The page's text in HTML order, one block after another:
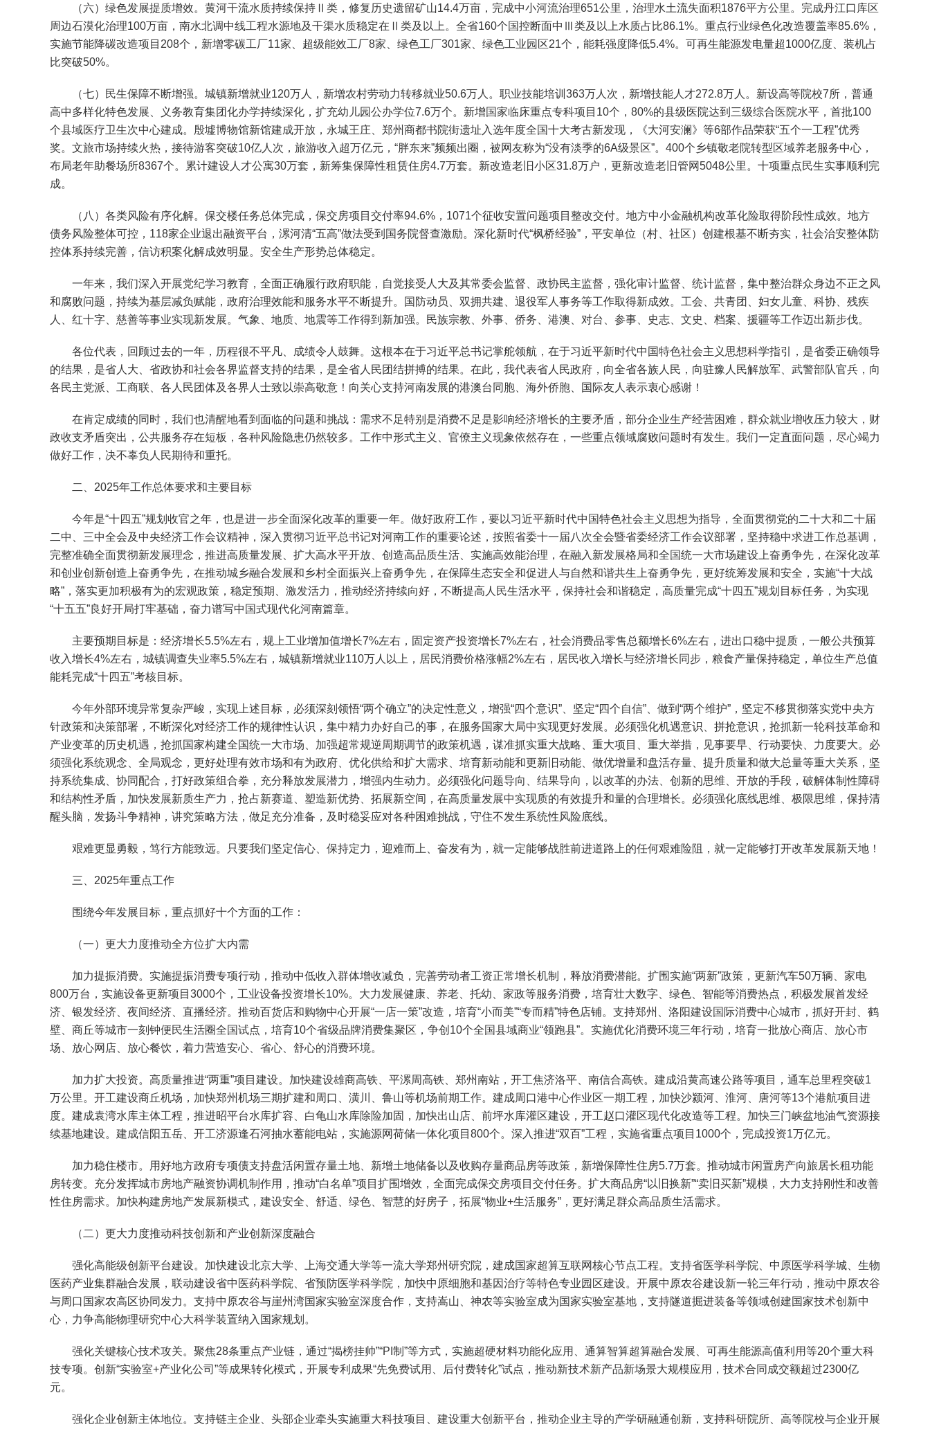
（六）绿色发展提质增效。黄河干流水质持续保持Ⅱ类，修复历史遗留矿山14.4万亩，完成中小河流治理651公里，治理水土流失面积1876平方公里。完成丹江口库区
周边石漠化治理100万亩，南水北调中线工程水源地及干渠水质稳定在Ⅱ类及以上。全省160个国控断面中Ⅲ类及以上水质占比86.1%。重点行业绿色化改造覆盖率85.6%，
实施节能降碳改造项目208个，新增零碳工厂11家、超级能效工厂8家、绿色工厂301家、绿色工业园区21个，能耗强度降低5.4%。可再生能源发电量超1000亿度、装机占
比突破50%。
（七）民生保障不断增强。城镇新增就业120万人，新增农村劳动力转移就业50.6万人。职业技能培训363万人次，新增技能人才272.8万人。新设高等院校7所，普通
高中多样化特色发展、义务教育集团化办学持续深化，扩充幼儿园公办学位7.6万个。新增国家临床重点专科项目10个，80%的县级医院达到三级综合医院水平，首批100
个县域医疗卫生次中心建成。殷墟博物馆新馆建成开放，永城王庄、郑州商都书院街遗址入选年度全国十大考古新发现，《大河安澜》等6部作品荣获“五个一工程”优秀
奖。文旅市场持续火热，接待游客突破10亿人次，旅游收入超万亿元，“胖东来”频频出圈，被网友称为“没有淡季的6A级景区”。400个乡镇敬老院转型区域养老服务中心，
布局老年助餐场所8367个。累计建设人才公寓30万套，新筹集保障性租赁住房4.7万套。新改造老旧小区31.8万户，更新改造老旧管网5048公里。十项重点民生实事顺利完
成。
（八）各类风险有序化解。保交楼任务总体完成，保交房项目交付率94.6%，1071个征收安置问题项目整改交付。地方中小金融机构改革化险取得阶段性成效。地方
债务风险整体可控，118家企业退出融资平台，漯河清“五高”做法受到国务院督查激励。深化新时代“枫桥经验”，平安单位（村、社区）创建根基不断夯实，社会治安整体防
控体系持续完善，信访积案化解成效明显。安全生产形势总体稳定。
一年来，我们深入开展党纪学习教育，全面正确履行政府职能，自觉接受人大及其常委会监督、政协民主监督，强化审计监督、统计监督，集中整治群众身边不正之风
和腐败问题，持续为基层减负赋能，政府治理效能和服务水平不断提升。国防动员、双拥共建、退役军人事务等工作取得新成效。工会、共青团、妇女儿童、科协、残疾
人、红十字、慈善等事业实现新发展。气象、地质、地震等工作得到新加强。民族宗教、外事、侨务、港澳、对台、参事、史志、文史、档案、援疆等工作迈出新步伐。
各位代表，回顾过去的一年，历程很不平凡、成绩令人鼓舞。这根本在于习近平总书记掌舵领航，在于习近平新时代中国特色社会主义思想科学指引，是省委正确领导
的结果，是省人大、省政协和社会各界监督支持的结果，是全省人民团结拼搏的结果。在此，我代表省人民政府，向全省各族人民，向驻豫人民解放军、武警部队官兵，向
各民主党派、工商联、各人民团体及各界人士致以崇高敬意！向关心支持河南发展的港澳台同胞、海外侨胞、国际友人表示衷心感谢！
在肯定成绩的同时，我们也清醒地看到面临的问题和挑战：需求不足特别是消费不足是影响经济增长的主要矛盾，部分企业生产经营困难，群众就业增收压力较大，财
政收支矛盾突出，公共服务存在短板，各种风险隐患仍然较多。工作中形式主义、官僚主义现象依然存在，一些重点领域腐败问题时有发生。我们一定直面问题，尽心竭力
做好工作，决不辜负人民期待和重托。
二、2025年工作总体要求和主要目标
今年是“十四五”规划收官之年，也是进一步全面深化改革的重要一年。做好政府工作，要以习近平新时代中国特色社会主义思想为指导，全面贯彻党的二十大和二十届
二中、三中全会及中央经济工作会议精神，深入贯彻习近平总书记对河南工作的重要论述，按照省委十一届八次全会暨省委经济工作会议部署，坚持稳中求进工作总基调，
完整准确全面贯彻新发展理念，推进高质量发展、扩大高水平开放、创造高品质生活、实施高效能治理，在融入新发展格局和全国统一大市场建设上奋勇争先，在深化改革
和创业创新创造上奋勇争先，在推动城乡融合发展和乡村全面振兴上奋勇争先，在保障生态安全和促进人与自然和谐共生上奋勇争先，更好统筹发展和安全，实施“十大战
略”，落实更加积极有为的宏观政策，稳定预期、激发活力，推动经济持续向好，不断提高人民生活水平，保持社会和谐稳定，高质量完成“十四五”规划目标任务，为实现
“十五五”良好开局打牢基础，奋力谱写中国式现代化河南篇章。
主要预期目标是：经济增长5.5%左右，规上工业增加值增长7%左右，固定资产投资增长7%左右，社会消费品零售总额增长6%左右，进出口稳中提质，一般公共预算
收入增长4%左右，城镇调查失业率5.5%左右，城镇新增就业110万人以上，居民消费价格涨幅2%左右，居民收入增长与经济增长同步，粮食产量保持稳定，单位生产总值
能耗完成“十四五”考核目标。
今年外部环境异常复杂严峻，实现上述目标，必须深刻领悟“两个确立”的决定性意义，增强“四个意识”、坚定“四个自信”、做到“两个维护”，坚定不移贯彻落实党中央方
针政策和决策部署，不断深化对经济工作的规律性认识，集中精力办好自己的事，在服务国家大局中实现更好发展。必须强化机遇意识、拼抢意识，抢抓新一轮科技革命和
产业变革的历史机遇，抢抓国家构建全国统一大市场、加强超常规逆周期调节的政策机遇，谋准抓实重大战略、重大项目、重大举措，见事要早、行动要快、力度要大。必
须强化系统观念、全局观念，更好处理有效市场和有为政府、优化供给和扩大需求、培育新动能和更新旧动能、做优增量和盘活存量、提升质量和做大总量等重大关系，坚
持系统集成、协同配合，打好政策组合拳，充分释放发展潜力，增强内生动力。必须强化问题导向、结果导向，以改革的办法、创新的思维、开放的手段，破解体制性障碍
和结构性矛盾，加快发展新质生产力，抢占新赛道、塑造新优势、拓展新空间，在高质量发展中实现质的有效提升和量的合理增长。必须强化底线思维、极限思维，保持清
醒头脑，发扬斗争精神，讲究策略方法，做足充分准备，及时稳妥应对各种困难挑战，守住不发生系统性风险底线。
艰难更显勇毅，笃行方能致远。只要我们坚定信心、保持定力，迎难而上、奋发有为，就一定能够战胜前进道路上的任何艰难险阻，就一定能够打开改革发展新天地！
三、2025年重点工作
围绕今年发展目标，重点抓好十个方面的工作：
（一）更大力度推动全方位扩大内需
加力提振消费。实施提振消费专项行动，推动中低收入群体增收减负，完善劳动者工资正常增长机制，释放消费潜能。扩围实施“两新”政策，更新汽车50万辆、家电
800万台，实施设备更新项目3000个，工业设备投资增长10%。大力发展健康、养老、托幼、家政等服务消费，培育壮大数字、绿色、智能等消费热点，积极发展首发经
济、银发经济、夜间经济、直播经济。推动百货店和购物中心开展“一店一策”改造，培育“小而美”“专而精”特色店铺。支持郑州、洛阳建设国际消费中心城市，抓好开封、鹤
壁、商丘等城市一刻钟便民生活圈全国试点，培育10个省级品牌消费集聚区，争创10个全国县域商业“领跑县”。实施优化消费环境三年行动，培育一批放心商店、放心市
场、放心网店、放心餐饮，着力营造安心、省心、舒心的消费环境。
加力扩大投资。高质量推进“两重”项目建设。加快建设雄商高铁、平漯周高铁、郑州南站，开工焦济洛平、南信合高铁。建成沿黄高速公路等项目，通车总里程突破1
万公里。开工建设商丘机场，加快郑州机场三期扩建和周口、潢川、鲁山等机场前期工作。建成周口港中心作业区一期工程，加快沙颍河、淮河、唐河等13个港航项目进
度。建成袁湾水库主体工程，推进昭平台水库扩容、白龟山水库除险加固，加快出山店、前坪水库灌区建设，开工赵口灌区现代化改造等工程。加快三门峡盆地油气资源接
续基地建设。建成信阳五岳、开工济源逢石河抽水蓄能电站，实施源网荷储一体化项目800个。深入推进“双百”工程，实施省重点项目1000个，完成投资1万亿元。
加力稳住楼市。用好地方政府专项债支持盘活闲置存量土地、新增土地储备以及收购存量商品房等政策，新增保障性住房5.7万套。推动城市闲置房产向旅居长租功能
房转变。充分发挥城市房地产融资协调机制作用，推动“白名单”项目扩围增效，全面完成保交房项目交付任务。扩大商品房“以旧换新”“卖旧买新”规模，大力支持刚性和改善
性住房需求。加快构建房地产发展新模式，建设安全、舒适、绿色、智慧的好房子，拓展“物业+生活服务”，更好满足群众高品质生活需求。
（二）更大力度推动科技创新和产业创新深度融合
强化高能级创新平台建设。加快建设北京大学、上海交通大学等一流大学郑州研究院，建成国家超算互联网核心节点工程。支持省医学科学院、中原医学科学城、生物
医药产业集群融合发展，联动建设省中医药科学院、省预防医学科学院，加快中原细胞和基因治疗等特色专业园区建设。开展中原农谷建设新一轮三年行动，推动中原农谷
与周口国家农高区协同发力。支持中原农谷与崖州湾国家实验室深度合作，支持嵩山、神农等实验室成为国家实验室基地，支持隧道掘进装备等领域创建国家技术创新中
心，力争高能物理研究中心大科学装置纳入国家规划。
强化关键核心技术攻关。聚焦28条重点产业链，通过“揭榜挂帅”“PI制”等方式，实施超硬材料功能化应用、通算智算超算融合发展、可再生能源高值利用等20个重大科
技专项。创新“实验室+产业化公司”等成果转化模式，开展专利成果“先免费试用、后付费转化”试点，推动新技术新产品新场景大规模应用，技术合同成交额超过2300亿
元。
强化企业创新主体地位。支持链主企业、头部企业牵头实施重大科技项目、建设重大创新平台，推动企业主导的产学研融通创新，支持科研院所、高等院校与企业开展